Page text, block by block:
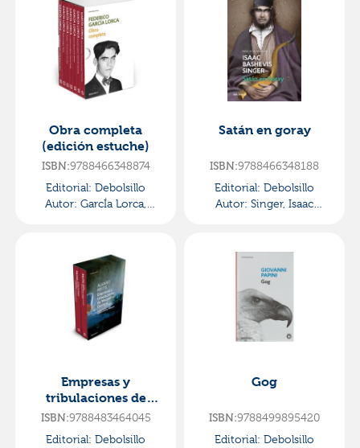
Obra completa
(edición estuche)
ISBN:9788466348874
Editorial: Debolsillo
Autor: GarcÍa Lorca,
Satán en goray
ISBN:9788466348188
Editorial: Debolsillo
Autor: Singer, Isaac
Empresas y
tribulaciones de
maqroll el gaviero
ISBN:9788483464045
Editorial: Debolsillo
Gog
ISBN:9788499895420
Editorial: Debolsillo